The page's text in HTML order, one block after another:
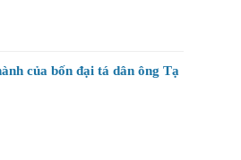
của bốn đại tá dân ông Tạ